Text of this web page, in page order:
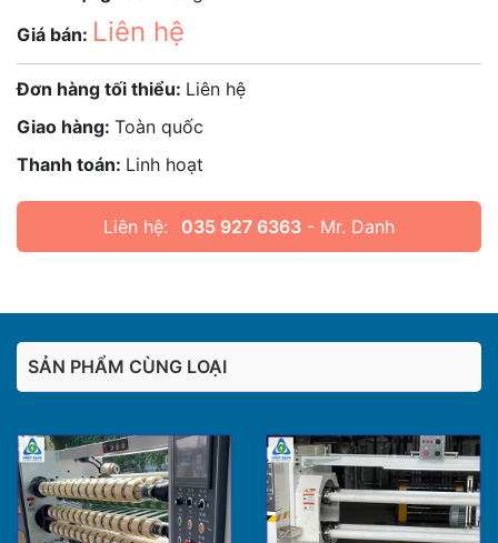
Giá bán: Liên hệ
Đơn hàng tối thiểu: Liên hệ
Giao hàng: Toàn quốc
Thanh toán: Linh hoạt
Liên hệ: 035 927 6363 - Mr. Danh
SẢN PHẨM CÙNG LOẠI